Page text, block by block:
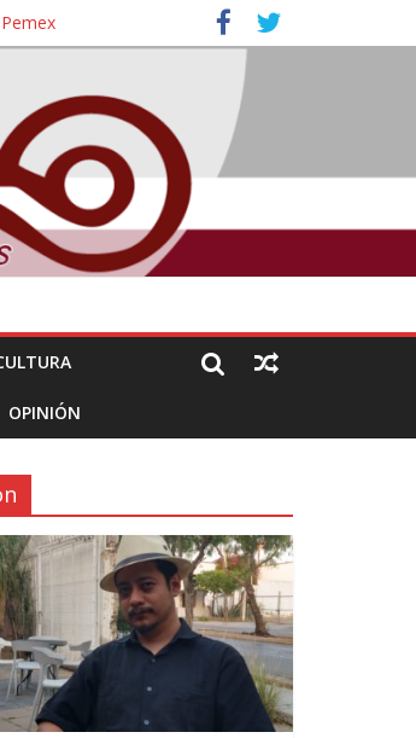
de su asesinato
OPINIÓN